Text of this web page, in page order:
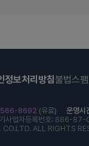
정보처리방침불법스
8692 (유료) 운영시
사업자등록번호: 886-
ALL RIGHTS